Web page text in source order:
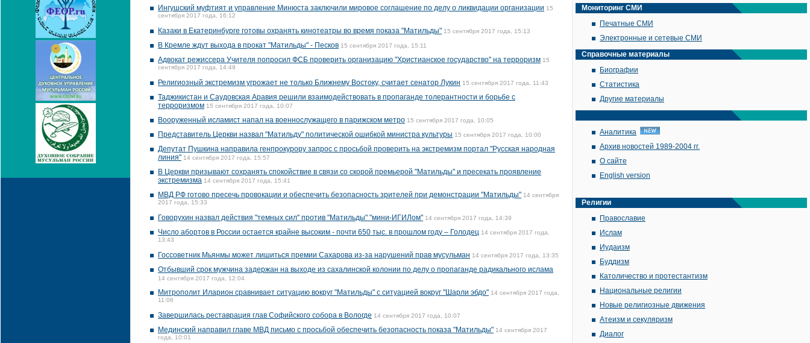
Ингушский муфтият и управление Минюста заключили мировое соглашение по делу о ликвидации организации 15
сентября 2017 года, 16:12
Казаки в Екатеринбурге готовы охранять кинотеатры во время показа "Матильды" 15 сентября 2017 года, 15:13
В Кремле ждут выхода в прокат "Матильды" - Песков 15 сентября 2017 года, 15:11
Адвокат режиссера Учителя попросил ФСБ проверить организацию "Христианское государство" на терроризм 15
сентября 2017 года, 14:49
Религиозный экстремизм угрожает не только Ближнему Востоку, считает сенатор Лукин 15 сентября 2017 года, 11:43
Таджикистан и Саудовская Аравия решили взаимодействовать в пропаганде толерантности и борьбе с
терроризмом 15 сентября 2017 года, 10:07
Вооруженный исламист напал на военнослужащего в парижском метро 15 сентября 2017 года, 10:05
Представитель Церкви назвал "Матильду" политической ошибкой министра культуры 15 сентября 2017 года, 10:00
Депутат Пушкина направила генпрокурору запрос с просьбой проверить на экстремизм портал "Русская народная
линия" 14 сентября 2017 года, 15:57
В Церкви призывают сохранять спокойствие в связи со скорой премьерой "Матильды" и пресекать проявление
экстремизма 14 сентября 2017 года, 15:41
МВД РФ готово пресечь провокации и обеспечить безопасность зрителей при демонстрации "Матильды" 14 сентября
2017 года, 15:33
Говорухин назвал действия "темных сил" против "Матильды" "мини-ИГИЛом" 14 сентября 2017 года, 14:39
Число абортов в России остается крайне высоким - почти 650 тыс. в прошлом году – Голодец 14 сентября 2017 года,
13:43
Госсоветник Мьянмы может лишиться премии Сахарова из-за нарушений прав мусульман 14 сентября 2017 года, 13:35
Отбывший срок мужчина задержан на выходе из сахалинской колонии по делу о пропаганде радикального ислама
14 сентября 2017 года, 12:04
Митрополит Иларион сравнивает ситуацию вокруг "Матильды" с ситуацией вокруг "Шарли эбдо" 14 сентября 2017 года,
11:06
Завершилась реставрация глав Софийского собора в Вологде 14 сентября 2017 года, 10:07
Мединский направил главе МВД письмо с просьбой обеспечить безопасность показа "Матильды" 14 сентября 2017
года, 10:01
Мониторинг СМИ
Печатные СМИ
Электронные и сетевые СМИ
Справочные материалы
Биографии
Статистика
Другие материалы
Аналитика
Архив новостей 1989-2004 гг.
О сайте
English version
Религии
Православие
Ислам
Иудаизм
Буддизм
Католичество и протестантизм
Национальные религии
Новые религиозные движения
Атеизм и секуляризм
Диалог